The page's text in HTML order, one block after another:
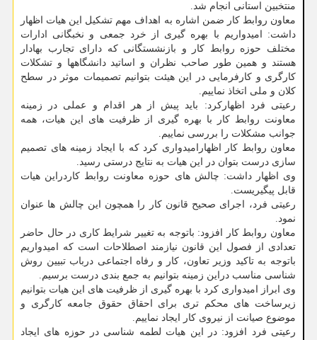
منتخبین استانی انجام شد.
معاون روابط کار ضمن اشاره به اهداف مهم تشکیل این هیات اظهار
داشت: امیدواریم با بهره گیری از خرد جمعی و نخبگانی ادارات
مختلف حوزه روابط کار و بازنشستگانی که دارای تجارب بهادار
هستند و همین طور صاحب نظران و اساتید دانشگاهها و تشکلات
کارگری و کارفرمایی در این هیئت بتوانیم تصمیمات موثر در سطح
کلان و ملی اتخاذ نماییم.
رعیتی فرد اظهارکرد: باید پیش از هر اقدام و عملی در زمینه
معاونت روابط کار با بهره گیری از ظرفیت های این هیات، همه
جوانب مشکلات را بررسی نماییم.
معاون روابط کار اظهارامیدواری کرد که با ایجاد زمینه های تصمیم
سازی درست بتوان در این هیات به نتایج درستی رسید.
وی اظهار داشت: چالش های حوزه معاونت روابط کاردراین هیات
قابل پیگیریست.
رعیتی فرد، اجرای صحیح قانون کار را همچون این چالش ها عنوان
نمود.
معاون روابط کار افزود: باتوجه به تغییر شرایط کاری در حال حاضر
تعدادی از فصول این قانون نیازمند اصطلاحات است که امیدواریم
باتوجه به تاکید وزیر تعاون، کار و رفاه اجتماعی درباب تبیین روش
شناسی مناسب دراین زمینه بتوانیم به جمع بندی درست برسیم.
وی ابراز امیدواری کرد با بهره گیری از ظرفیت های این هیات بتوانیم
زیرساخت های محکم تری برای احقاق حقوق جامعه کارگری و
موضوع صیانت از نیروی کار ایجاد نماییم.
رعیتی فرد افزود: در این هیات لطمه شناسی در حوزه های ایجاد